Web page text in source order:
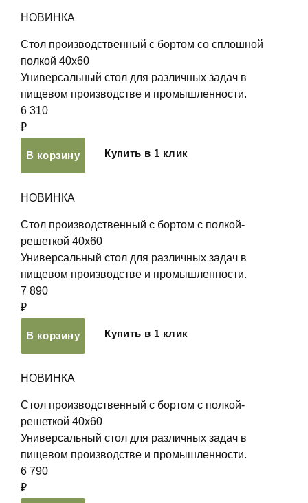
НОВИНКА
Стол производственный с бортом со сплошной
полкой 40х60
Универсальный стол для различных задач в
пищевом производстве и промышленности.
6 310
₽
В корзину Купить в 1 клик
НОВИНКА
Стол производственный с бортом с полкой-
решеткой 40х60
Универсальный стол для различных задач в
пищевом производстве и промышленности.
7 890
₽
В корзину Купить в 1 клик
НОВИНКА
Стол производственный с бортом с полкой-
решеткой 40х60
Универсальный стол для различных задач в
пищевом производстве и промышленности.
6 790
₽